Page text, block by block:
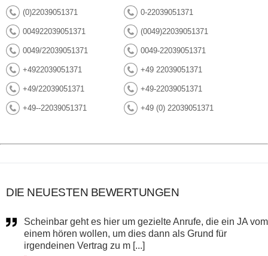
(0)22039051371 0-22039051371
004922039051371 (0049)22039051371
0049/22039051371 0049-22039051371
+4922039051371 +49 22039051371
+49/22039051371 +49-22039051371
+49--22039051371 +49 (0) 22039051371
DIE NEUESTEN BEWERTUNGEN
Scheinbar geht es hier um gezielte Anrufe, die ein JA vom
einem hören wollen, um dies dann als Grund für
irgendeinen Vertrag zu m [...]